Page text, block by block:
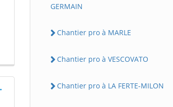
GERMAIN
Chantier pro à MARLE
Chantier pro à VESCOVATO
Chantier pro à LA FERTE-MILON